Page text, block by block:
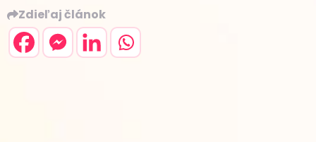
Zdieľaj článok